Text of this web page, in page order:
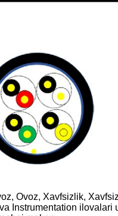
Ovoz, Xavfsizlik,
Instrumentation ilovalari